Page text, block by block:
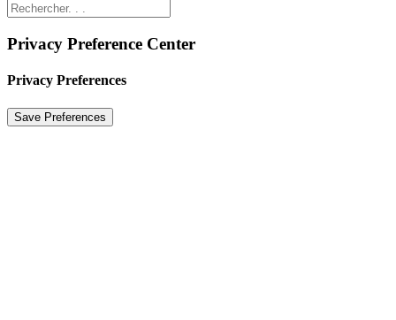
Privacy Preference Center
Privacy Preferences